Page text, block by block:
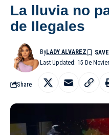
La lluvia no
de Ilegales
Last Updated: 15 De
ByLADY ALVAREZ
Share